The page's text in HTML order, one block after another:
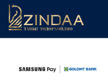
ТВ8